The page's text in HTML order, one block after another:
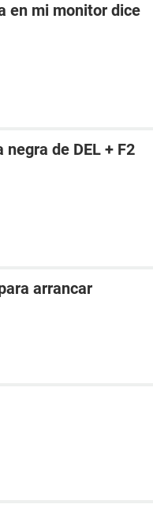
en mi monitor dice
de DEL + F2
arrancar